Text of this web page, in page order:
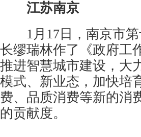
江苏南京
1月17日，南京市第
长缪瑞林作了《政府工
推进智慧城市建设，大
模式、新业态，加快培
费、品质消费等新的消
的贡献度。